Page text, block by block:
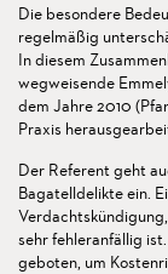
Die besondere
regelmäßig
In diesem
wegweisende
dem Jahre 2010
Praxis
Der Referent geht
Bagatelldelikte ein.
sehr fehleranfällig
geboten, um